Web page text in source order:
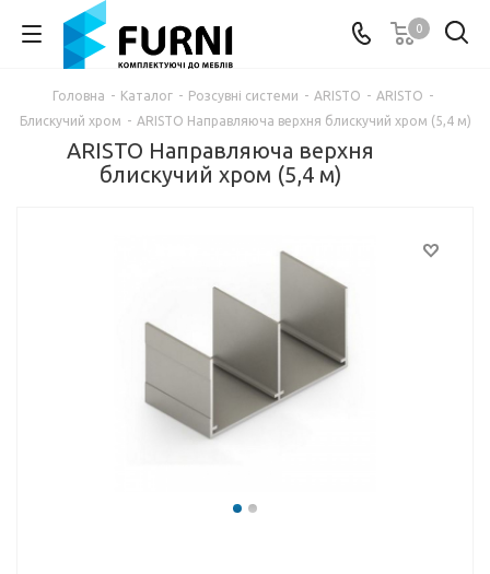
0
Головна - Каталог - Розсувні системи - ARISTO - ARISTO -
Блискучий хром - ARISTO Направляюча верхня блискучий хром (5,4 м)
ARISTO Направляюча верхня
блискучий хром (5,4 м)